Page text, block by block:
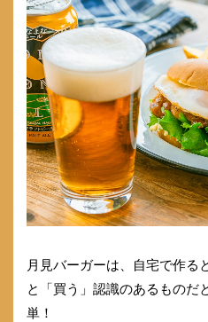
月見バーガーは、自宅で作る
と「買う」認識のあるものだ
単！